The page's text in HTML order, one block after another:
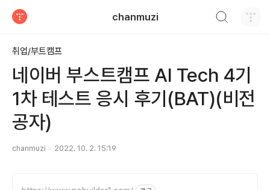
chanmuzi
취업/부트캠프
네이버 부스트캠프 AI Tech 4기
1차 테스트 응시 후기(BAT)(비전
공자)
chanmuzi 2022. 10. 2. 15:19